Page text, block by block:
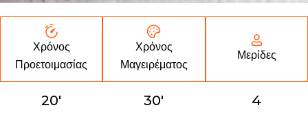
Χρόνος
Προετοιμασίας
20'
Χρόνος
Μαγειρέματος
30'
Μερίδες
4